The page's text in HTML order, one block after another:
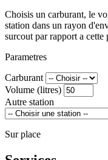
Choisis un carburant, le
station dans un rayon
surcout par rapport a cette
Parametres
Carburant
Volume (litres)
Autre station
Sur place